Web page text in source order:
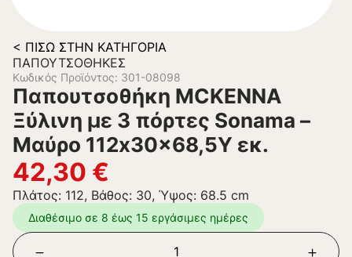
< ΠΊΣΩ ΣΤΗΝ ΚΑΤΗΓΟΡΊΑ
ΠΑΠΟΥΤΣΟΘΉΚΕΣ
Κωδικός Προϊόντος: 301-08098
Παπουτσοθήκη MCKENNA
Ξύλινη με 3 πόρτες Sonama –
Μαύρο 112x30x68,5Υ εκ.
42,30 €
Πλάτος: 112, Βάθος: 30, Ύψος: 68.5 cm
Διαθέσιμο σε 8 έως 15 εργάσιμες ημέρες